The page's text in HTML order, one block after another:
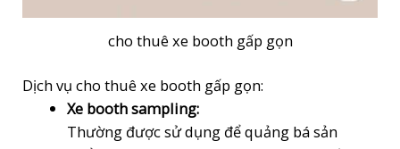
cho thuê xe booth gấp gọn
Dịch vụ cho thuê xe booth gấp gọn:
Xe booth sampling:
Thường được sử dụng để quảng bá sản